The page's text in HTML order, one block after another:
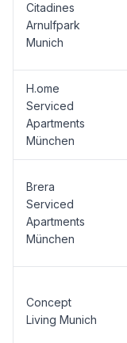
Citadines
Arnulfpark
Munich
H.ome
Serviced
Apartments
München
Brera
Serviced
Apartments
München
Concept
Living Munich